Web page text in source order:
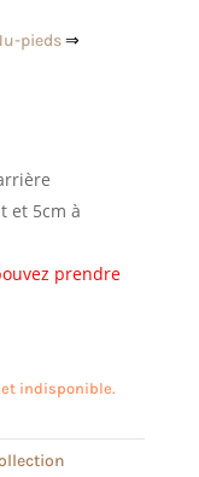
pieds⇒
et 5cm à
prendre
indisponible.